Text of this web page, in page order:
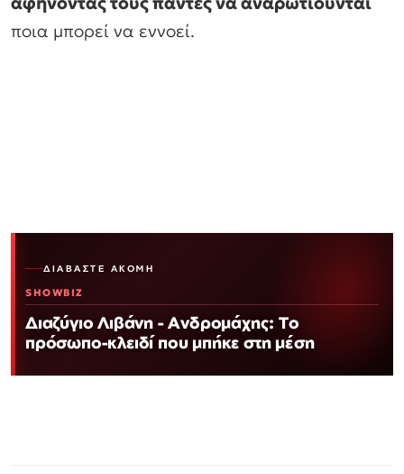
ποια μπορεί να εννοεί.
ΔΙΑΒΆΣΤΕ ΑΚΌΜΗ
SHOWBIZ
Διαζύγιο Λιβάνη - Ανδρομάχης: Το
πρόσωπο-κλειδί που μπήκε στη μέση